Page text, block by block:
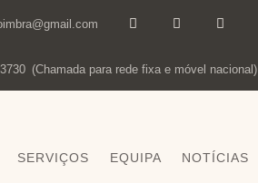
(Chamada para rede fixa e móvel nacional)
SERVIÇOS EQUIPA NOTÍCIAS